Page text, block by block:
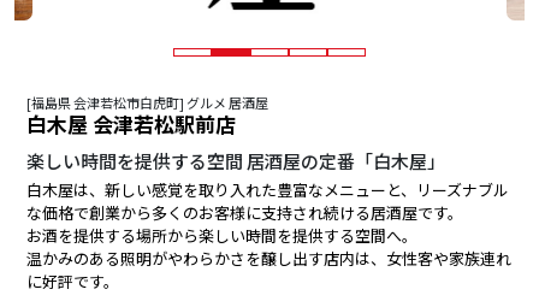
[福島県 会津若松市白虎町] グルメ 居酒屋
白木屋 会津若松駅前店
楽しい時間を提供する空間 居酒屋の定番「白木屋」
白木屋は、新しい感覚を取り入れた豊富なメニューと、リーズナブル
な価格で創業から多くのお客様に支持され続ける居酒屋です。
お酒を提供する場所から楽しい時間を提供する空間へ。
温かみのある照明がやわらかさを醸し出す店内は、女性客や家族連れ
に好評です。